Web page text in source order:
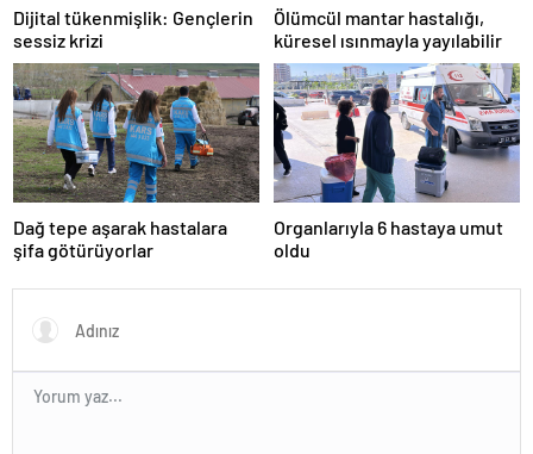
Dijital tükenmişlik: Gençlerin
sessiz krizi
Ölümcül mantar hastalığı,
küresel ısınmayla yayılabilir
Dağ tepe aşarak hastalara
şifa götürüyorlar
Organlarıyla 6 hastaya umut
oldu